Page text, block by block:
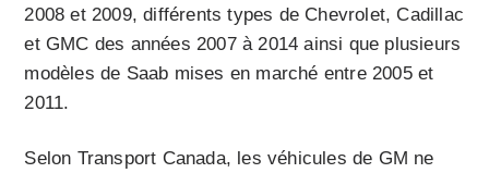
2008 et 2009, différents types de Chevrolet, Cadillac
et GMC des années 2007 à 2014 ainsi que plusieurs
modèles de Saab mises en marché entre 2005 et
2011.
Selon Transport Canada, les véhicules de GM ne